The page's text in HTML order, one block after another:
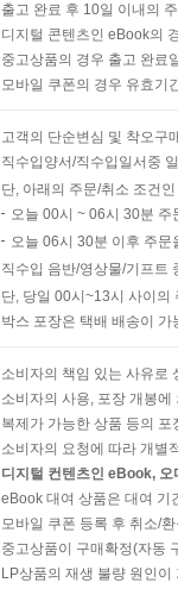
출고 완료 후 10일 이내의
디지털 콘텐츠인 eBook의
중고상품의 경우 출고 완료
모바일 쿠폰의 경우 유효기
고객의 단순변심 및 착오구
직수입양서/직수입일서중
단, 아래의 주문/취소 조건
오늘 00시 ~ 06시 30분
오늘 06시 30분 이후 주
직수입 음반/영상물/기프트
단, 당일 00시~13시 사이의
박스 포장은 택배 배송이
소비자의 책임 있는 사유로
소비자의 사용, 포장 개봉
복제가 가능한 상품 등의
소비자의 요청에 따라 개별
디지털 컨텐츠인 eBook,
eBook 대여 상품은 대여 기
모바일 쿠폰 등록 후 취소/
중고상품이 구매확정(자동
LP상품의 재생 불량 원인